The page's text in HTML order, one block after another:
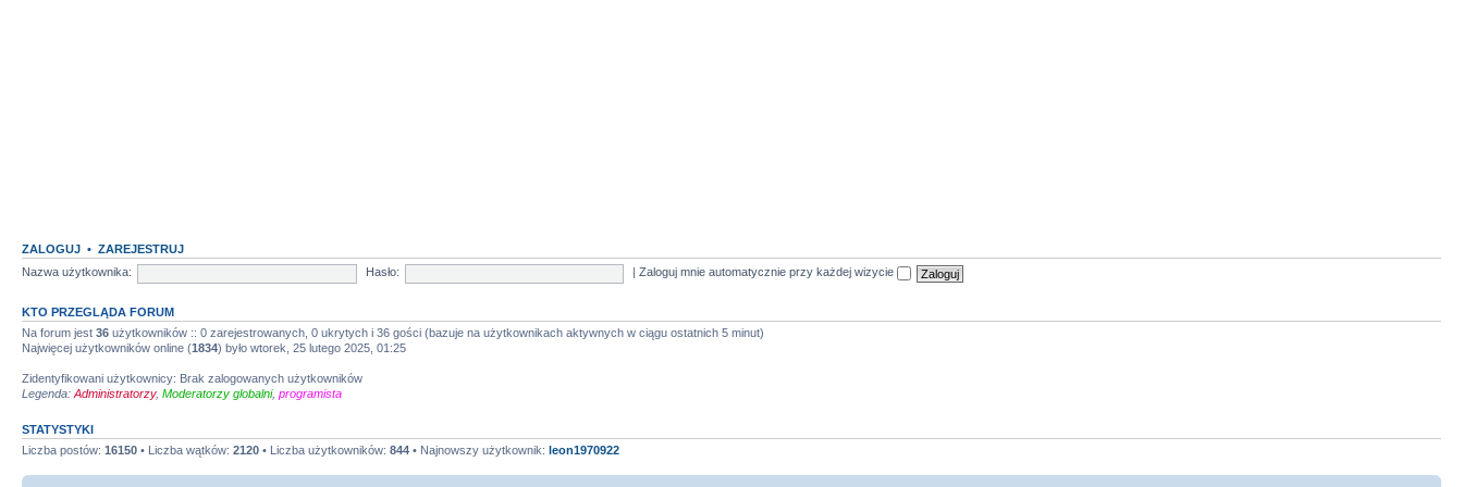
ZALOGUJ • ZAREJESTRUJ
Nazwa użytkownika:
Hasło: |Zaloguj mnie automatycznie przy każdej wizycie
KTO PRZEGLĄDA FORUM
Na forum jest 36 użytkowników :: 0 zarejestrowanych, 0 ukrytych i 36 gości (bazuje na użytkownikach aktywnych w ciągu ostatnich 5 minut)
Najwięcej użytkowników online (1834) było wtorek, 25 lutego 2025, 01:25
Zidentyfikowani użytkownicy: Brak zalogowanych użytkowników
Legenda: Administratorzy, Moderatorzy globalni, programista
STATYSTYKI
Liczba postów: 16150 • Liczba wątków: 2120 • Liczba użytkowników: 844 • Najnowszy użytkownik: leon1970922